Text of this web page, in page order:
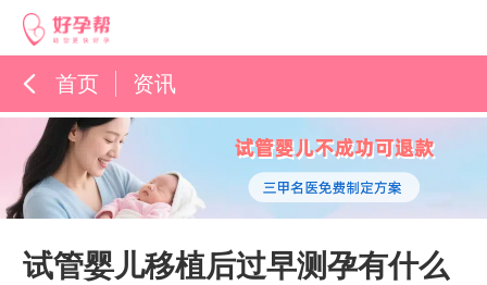
首页 资讯
孕育百科
综合资讯
试管婴儿移植后过早测孕有什么